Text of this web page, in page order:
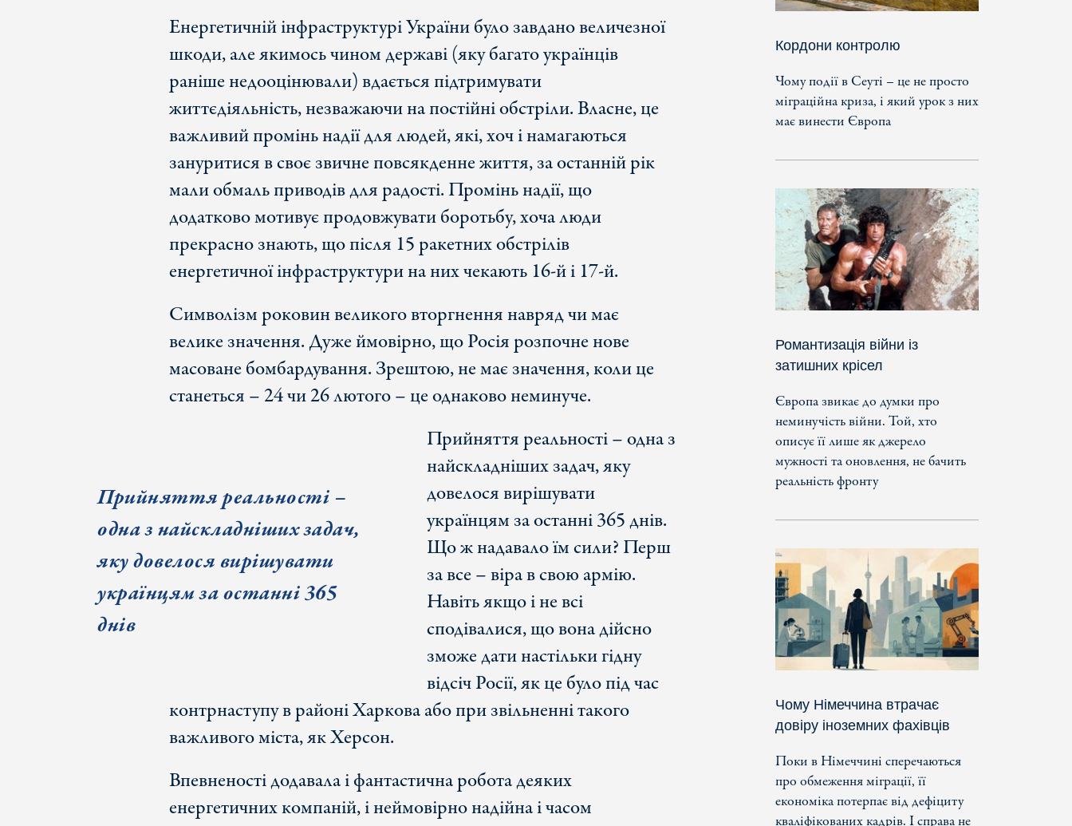
Енергетичній інфраструктурі України було завдано величезної
шкоди, але якимось чином державі (яку багато українців
раніше недооцінювали) вдається підтримувати
життєдіяльність, незважаючи на постійні обстріли. Власне, це
важливий промінь надії для людей, які, хоч і намагаються
зануритися в своє звичне повсякденне життя, за останній рік
мали обмаль приводів для радості. Промінь надії, що
додатково мотивує продовжувати боротьбу, хоча люди
прекрасно знають, що після 15 ракетних обстрілів
енергетичної інфраструктури на них чекають 16-й і 17-й.
Символізм роковин великого вторгнення навряд чи має
велике значення. Дуже ймовірно, що Росія розпочне нове
масоване бомбардування. Зрештою, не має значення, коли це
станеться – 24 чи 26 лютого – це однаково неминуче.
Прийняття реальності–
одна з найскладніших задач,
яку довелося вирішувати
українцям за останні 365
днів
Прийняття реальності – одна з
найскладніших задач, яку
довелося вирішувати
українцям за останні 365 днів.
Що ж надавало їм сили? Перш
за все – віра в свою армію.
Навіть якщо і не всі
сподівалися, що вона дійсно
зможе дати настільки гідну
відсіч Росії, як це було під час
контрнаступу в районі Харкова або при звільненні такого
важливого міста, як Херсон.
Впевненості додавала і фантастична робота деяких
енергетичних компаній, і неймовірно надійна і часом
Кордони контролю
Чому події в Сеуті – це не просто
міграційна криза, і який урок з них
має винести Європа
Романтизація війни із
затишних крісел
Європа звикає до думки про
неминучість війни. Той, хто
описує її лише як джерело
мужності та оновлення, не бачить
реальність фронту
Чому Німеччина втрачає
довіру іноземних фахівців
Поки в Німеччині сперечаються
про обмеження міграції, її
економіка потерпає від дефіциту
кваліфікованих кадрів. І справа не